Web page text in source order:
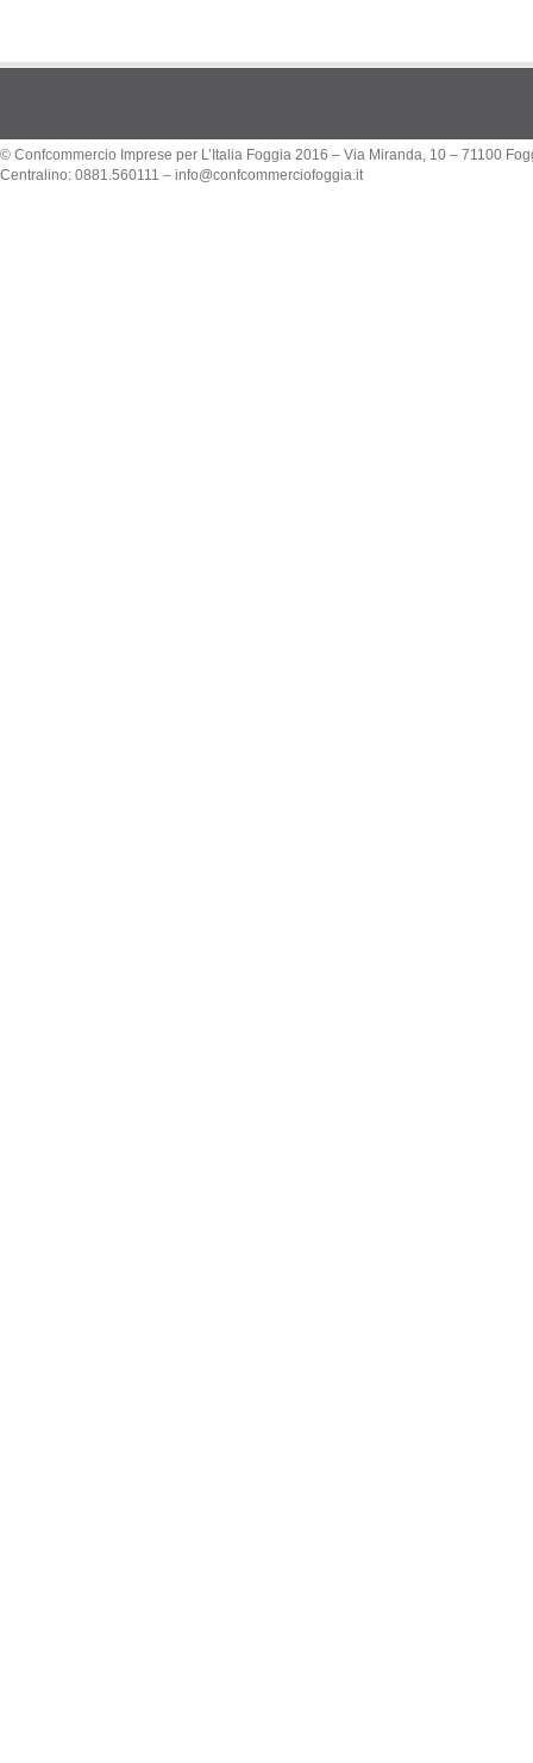
© Confcommercio Imprese per L’Italia Foggia 2016 – Via Miranda, 10 – 71100
Centralino: 0881.560111 – info@confcommerciofoggia.it